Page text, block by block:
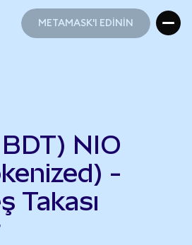
METAMASK'I EDİNİN
NIO
-
Takası